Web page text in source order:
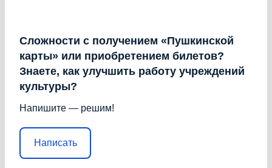
Сложности с получением «Пушкинской
карты» или приобретением билетов?
Знаете, как улучшить работу учреждений
культуры?
Напишите — решим!
Написать